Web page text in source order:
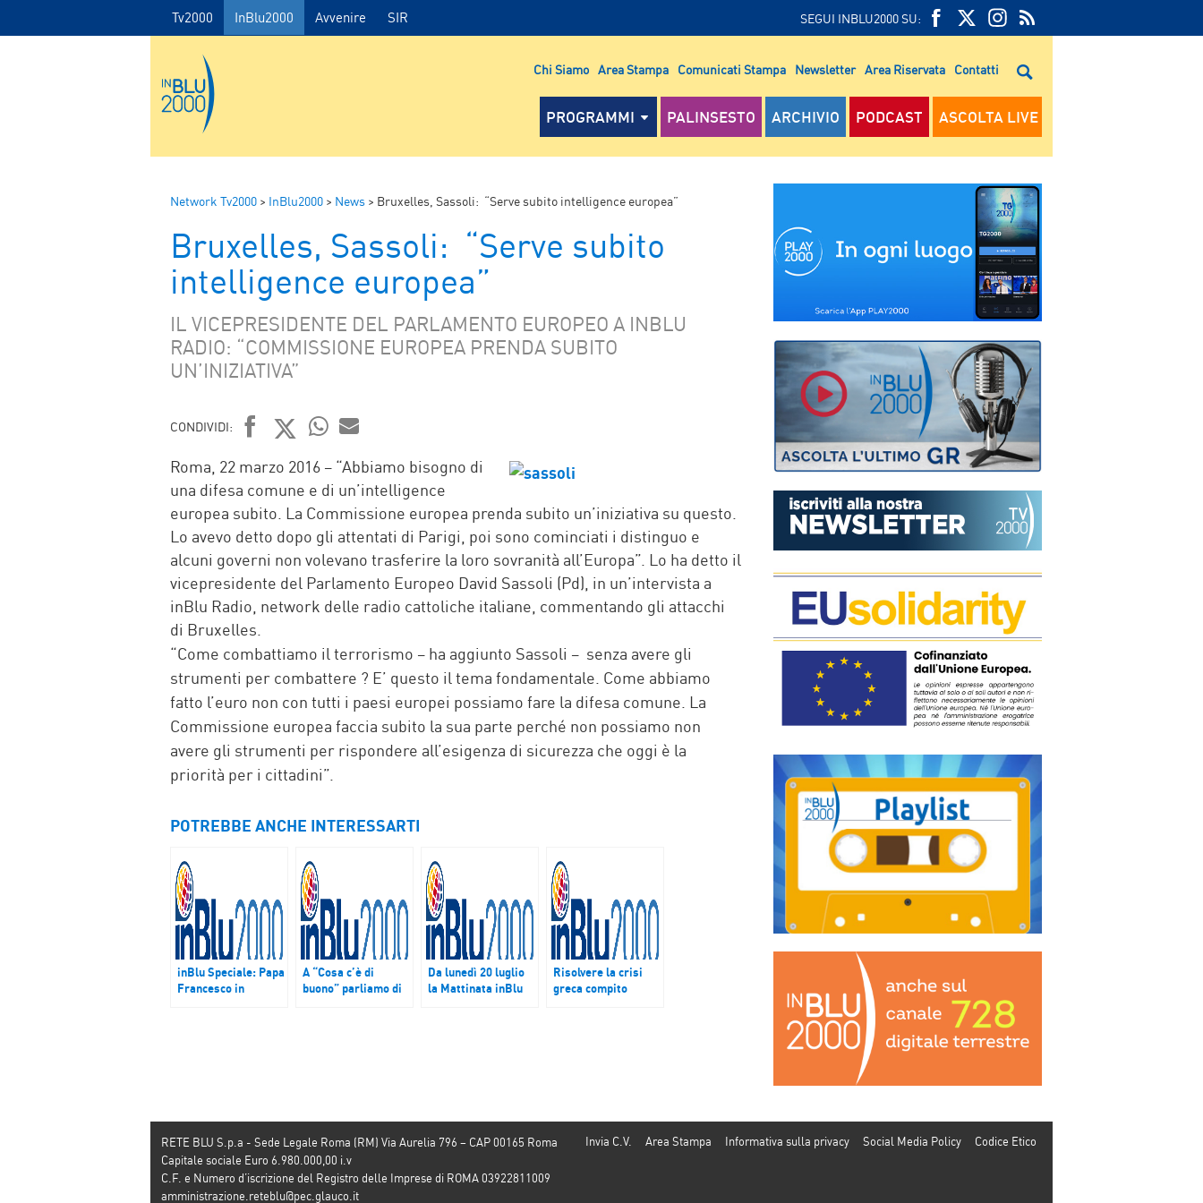
Tv2000 InBlu2000 Avvenire SIR SEGUI INBLU2000 SU:
FEED
RSS
RSS
Chi Siamo Area Stampa Comunicati Stampa Newsletter Area Riservata Contatti
PROGRAMMI PALINSESTO ARCHIVIO PODCAST ASCOLTA LIVE
Network Tv2000 > InBlu2000 > News > Bruxelles, Sassoli: “Serve subito intelligence europea”
Bruxelles, Sassoli: “Serve subito
intelligence europea”
IL VICEPRESIDENTE DEL PARLAMENTO EUROPEO A INBLU
RADIO: “COMMISSIONE EUROPEA PRENDA SUBITO
UN’INIZIATIVA”
CONDIVIDI:
FACEBOOK
TWITTER
WHATSAPP
MAIL
Roma, 22 marzo 2016 – “Abbiamo bisogno di
una difesa comune e di un’intelligence
europea subito. La Commissione europea prenda subito un’iniziativa su questo.
Lo avevo detto dopo gli attentati di Parigi, poi sono cominciati i distinguo e
alcuni governi non volevano trasferire la loro sovranità all’Europa”. Lo ha detto il
vicepresidente del Parlamento Europeo David Sassoli (Pd), in un’intervista a
inBlu Radio, network delle radio cattoliche italiane, commentando gli attacchi
di Bruxelles.
“Come combattiamo il terrorismo – ha aggiunto Sassoli – senza avere gli
strumenti per combattere ? E’ questo il tema fondamentale. Come abbiamo
fatto l’euro non con tutti i paesi europei possiamo fare la difesa comune. La
Commissione europea faccia subito la sua parte perché non possiamo non
avere gli strumenti per rispondere all’esigenza di sicurezza che oggi è la
priorità per i cittadini”.
POTREBBE ANCHE INTERESSARTI
inBlu Speciale: Papa
Francesco in
A “Cosa c’è di
buono” parliamo di
Da lunedì 20 luglio
la Mattinata inBlu
Risolvere la crisi
greca compito
Invia C.V. Area Stampa Informativa sulla privacy Social Media Policy Codice Etico
RETE BLU S.p.a - Sede Legale Roma (RM) Via Aurelia 796 – CAP 00165 Roma
Capitale sociale Euro 6.980.000,00 i.v
C.F. e Numero d’iscrizione del Registro delle Imprese di ROMA 03922811009
amministrazione.reteblu@pec.glauco.it